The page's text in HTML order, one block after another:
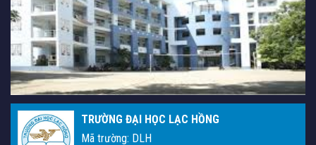
TRƯỜNG ĐẠI HỌC LẠC HỒNG
Mã trường: DLH